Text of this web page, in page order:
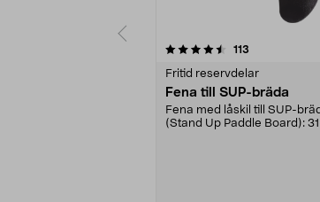
113
Fritid reservdelar
Fena till SUP-bräda
Fena med låskil till SUP-
(Stand Up Paddle Board):
4.5 av 5 stjärnor